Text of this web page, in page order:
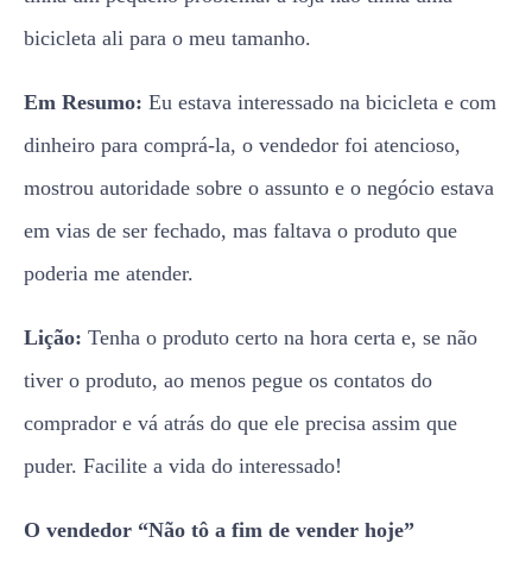
bicicleta ali para o meu tamanho.
Em Resumo: Eu estava interessado na bicicleta e com
dinheiro para comprá-la, o vendedor foi atencioso,
mostrou autoridade sobre o assunto e o negócio estava
em vias de ser fechado, mas faltava o produto que
poderia me atender.
Lição: Tenha o produto certo na hora certa e, se não
tiver o produto, ao menos pegue os contatos do
comprador e vá atrás do que ele precisa assim que
puder. Facilite a vida do interessado!
O vendedor “Não tô a fim de vender hoje”